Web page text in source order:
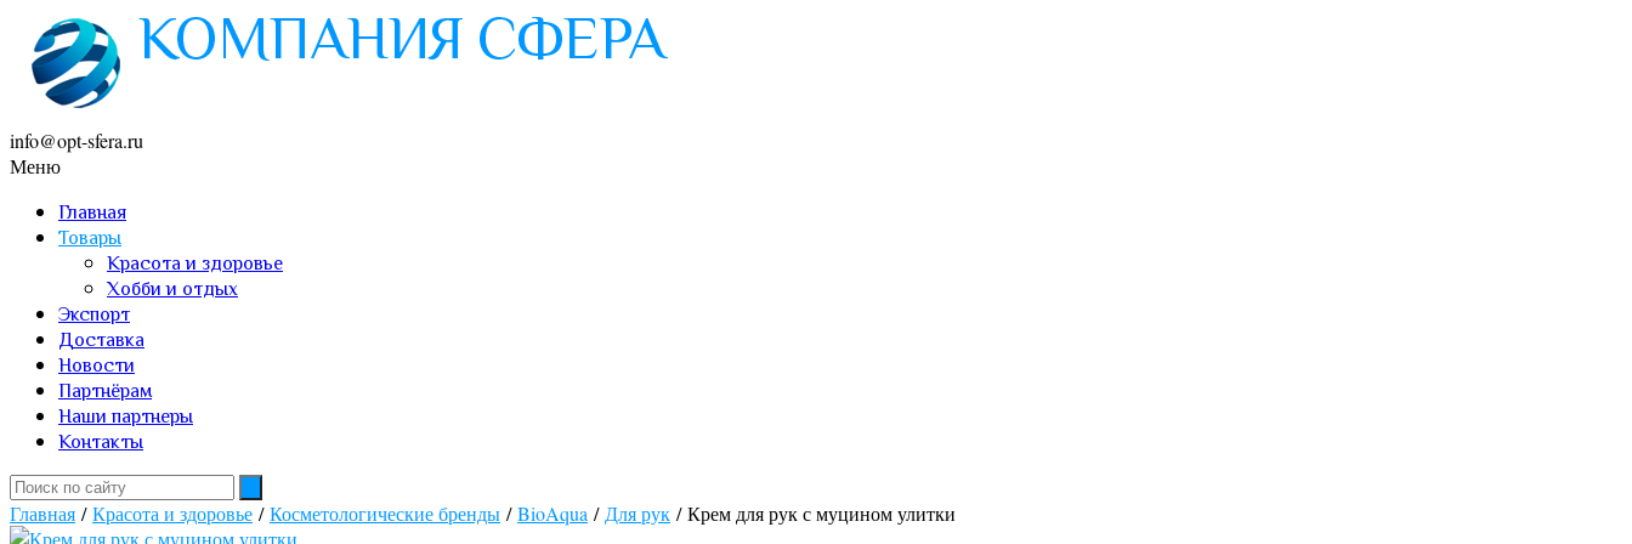
info@opt-sfera.ru
Меню
Главная
Товары
Красота и здоровье
Хобби и отдых
Экспорт
Доставка
Новости
Партнёрам
Наши партнеры
Контакты
Главная /Красота и здоровье /Косметологические бренды /BioAqua / Для рук / Крем для рук с муцином улитки